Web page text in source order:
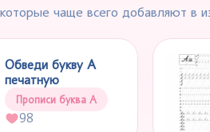
которые чаще всего добавляют в
Обведи букву А
печатную
Прописи буква А
98